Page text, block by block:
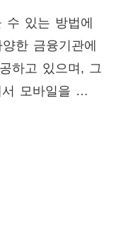
수 있는 방법에
한 금융기관에
하고 있으며, 그
서 모바일을 …